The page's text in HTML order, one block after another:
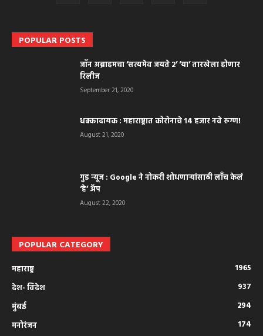
POPULAR POSTS
जॉन अब्राहमचा ‘सत्यमेव जयते २’ ‘या’ तारखेला होणार
रिलीज
September 21, 2020
धक्कादायक : महाराष्ट्रात कोरोनाचे १४ हजार नवे रुग्ण!
August 21, 2020
गुड न्यूज : Google ने नोकरी शोधणाऱ्यांसाठी लाँच केलं
‘हे’ अ‍ॅप
August 22, 2020
POPULAR CATEGORY
महाराष्ट्र
1965
देश- विदेश
937
मुंबई
294
मनोरंजन
174